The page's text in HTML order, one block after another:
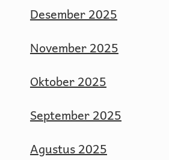
Desember 2025
November 2025
Oktober 2025
September 2025
Agustus 2025